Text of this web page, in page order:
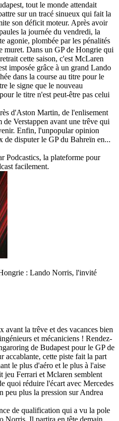
tout le monde attendait
sur un tracé sinueux qui fait la
son déficit moteur. Après avoir
la journée du vendredi, la
agonie, plombée par les pénalités
muret. Dans un GP de Hongrie qui
cette saison, c'est McLaren
imposée grâce à un grand Lando
dans la course au titre pour le
le signe que le nouveau
le titre n'est peut-être pas celui
d'Aston Martin, de l'enlisement
Verstappen avant une trêve qui
Enfin, l'unpopular opinion
disputer le GP du Bahreïn en...
Podcastics, la plateforme pour
facilement.
: Lando Norris, l'invité
avant la trêve et des vacances bien
et mécaniciens ! Rendez-
de Budapest pour le GP de
accablante, cette piste fait la part
le plus d'aéro et le plus à l'aise
jeu Ferrari et Mclaren semblent
quoi réduire l'écart avec Mercedes
peu plus la pression sur Andrea
de qualification qui a vu la pole